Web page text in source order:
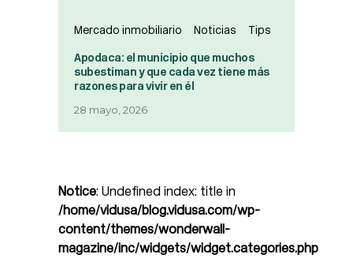
Mercado inmobiliario Noticias Tips
Apodaca: el municipio que muchos
subestiman y que cada vez tiene más
razones para vivir en él
28 mayo, 2026
Notice: Undefined index: title in
/home/vidusa/blog.vidusa.com/wp-
content/themes/wonderwall-
magazine/inc/widgets/widget.categories.php